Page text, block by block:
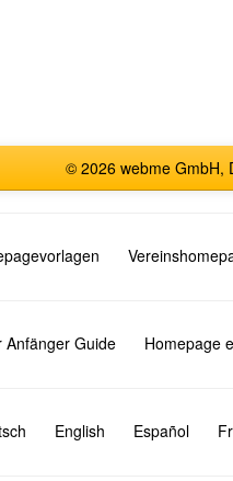
© 2026 webme GmbH,
Anfänger Guide Homepage
English Español